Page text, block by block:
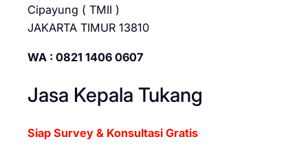
Cipayung ( TMII )
JAKARTA TIMUR 13810
WA : 0821 1406 0607
Jasa Kepala Tukang
Siap Survey & Konsultasi Gratis